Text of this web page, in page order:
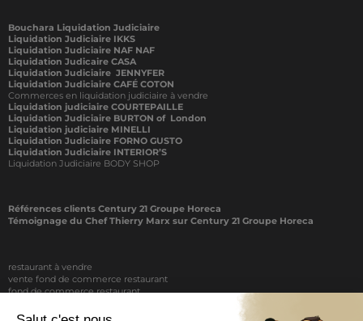
Bouchara Liquidation Judiciaire
Liquidation Judiciaire IKKS
Liquidation Judiciaire NAF NAF
Liquidation Judicaire CASA
Liquidation Judiciaire JENNYFER
Liquidation Judiciaire CAFÉ COTON
Commerces en liquidation judiciaire à vendre
Liquidation judiciaire COURTEPAILLE
Liquidation Judiciaire BURTON of London
Liquidation judiciaire MINELLI
Liquidation Judiciaire FORNO GUSTO
Liquidation Judiciaire INTERIOR’S
Liquidation Judiciaire BODY SHOP
Références clients Century 21 Groupe Horeca
Témoignage du Chef Thierry Marx sur Century 21 Groupe Horeca
restaurant à vendre
vente fond de commerce restaurant
fond de commerce restaurant
achat restaurant